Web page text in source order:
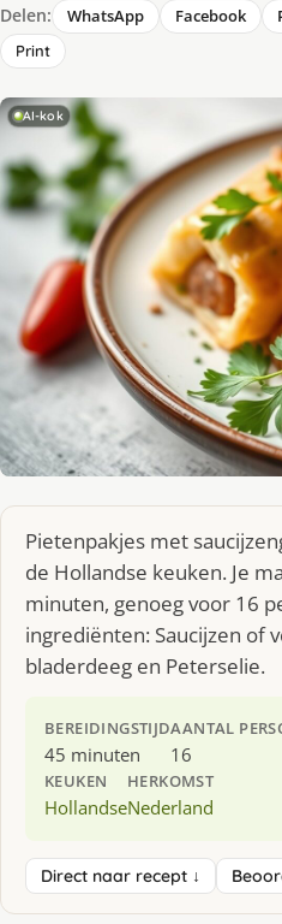
Delen: WhatsApp Facebook
Print
AI-kok
Pietenpakjes met
de Hollandse keuken. Je
minuten, genoeg voor 16
ingrediënten: Saucijzen of
bladerdeeg en Peterselie.
BEREIDINGSTIJD
45 minuten
AANTAL
16
KEUKEN
Hollandse
HERKOMST
Nederland
Direct naar recept ↓